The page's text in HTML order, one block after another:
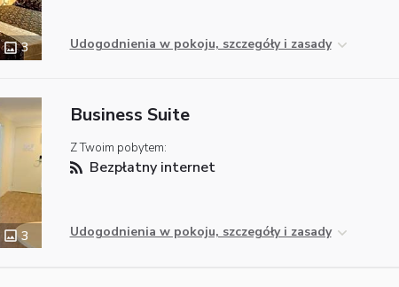
3 Udogodnienia w pokoju, szczegóły i zasady
3
Business Suite
Z Twoim pobytem:
Bezpłatny internet
Udogodnienia w pokoju, szczegóły i zasady